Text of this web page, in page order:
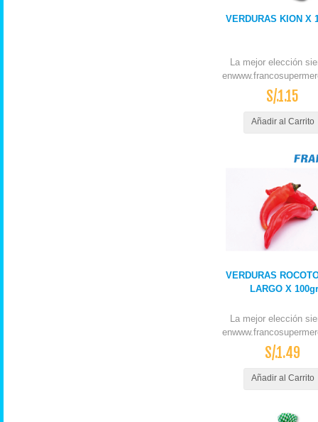
VERDURAS KION X
La mejor elección
S/.1.15
Añadir al Carrito
VERDURAS
LARGO X 100gr
La mejor elección
S/.1.49
Añadir al Carrito